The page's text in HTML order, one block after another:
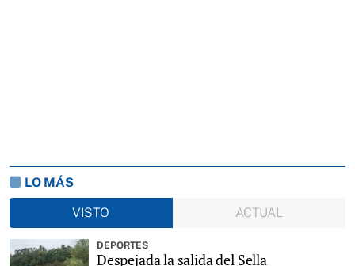
LO MÁS
VISTO
ACTUAL
DEPORTES
Despejada la salida del Sella